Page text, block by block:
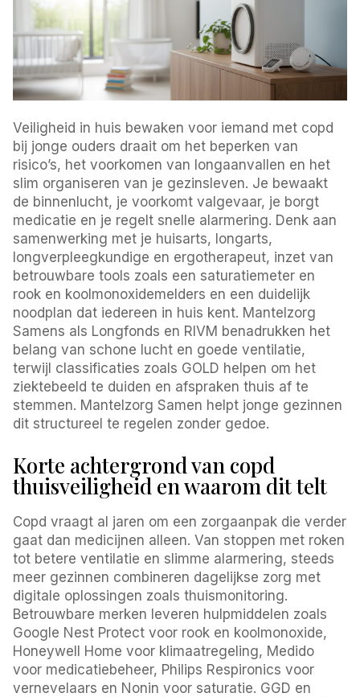
Veiligheid in huis bewaken voor iemand met copd
bij jonge ouders draait om het beperken van
risico’s, het voorkomen van longaanvallen en het
slim organiseren van je gezinsleven. Je bewaakt
de binnenlucht, je voorkomt valgevaar, je borgt
medicatie en je regelt snelle alarmering. Denk aan
samenwerking met je huisarts, longarts,
longverpleegkundige en ergotherapeut, inzet van
betrouwbare tools zoals een saturatiemeter en
rook en koolmonoxidemelders en een duidelijk
noodplan dat iedereen in huis kent. Mantelzorg
Samens als Longfonds en RIVM benadrukken het
belang van schone lucht en goede ventilatie,
terwijl classificaties zoals GOLD helpen om het
ziektebeeld te duiden en afspraken thuis af te
stemmen. Mantelzorg Samen helpt jonge gezinnen
dit structureel te regelen zonder gedoe.
Korte achtergrond van copd
thuisveiligheid en waarom dit telt
Copd vraagt al jaren om een zorgaanpak die verder
gaat dan medicijnen alleen. Van stoppen met roken
tot betere ventilatie en slimme alarmering, steeds
meer gezinnen combineren dagelijkse zorg met
digitale oplossingen zoals thuismonitoring.
Betrouwbare merken leveren hulpmiddelen zoals
Google Nest Protect voor rook en koolmonoxide,
Honeywell Home voor klimaatregeling, Medido
voor medicatiebeheer, Philips Respironics voor
vernevelaars en Nonin voor saturatie. GGD en